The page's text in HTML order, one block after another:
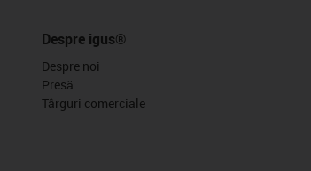
Despre igus®
Despre noi
Presă
Târguri comerciale